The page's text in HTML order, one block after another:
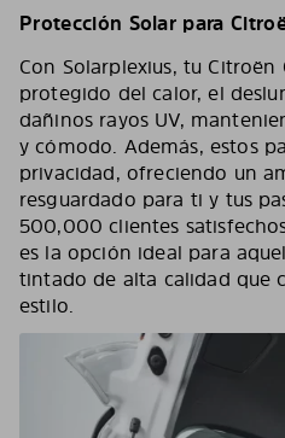
Protección Solar para
Con Solarplexius, tu Citroën
protegido del calor, el
dañinos rayos UV,
y cómodo. Además, estos
privacidad, ofreciendo un
resguardado para ti y tus
500,000 clientes
es la opción ideal para
tintado de alta calidad que
estilo.